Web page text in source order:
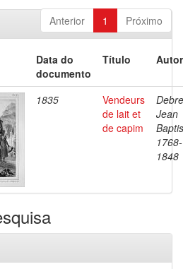
Anterior 1 Próximo
Data do
documento
Título
1835
Vendeurs
de lait et
de capim
Jean
1768-
1848